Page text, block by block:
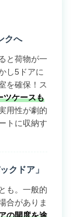
クへ
と荷物が一
し5ドアに
を確保！ス
ツケースも
用性が劇的
トに収納す
クドア」
も。一般的
合がありま
の開度を途